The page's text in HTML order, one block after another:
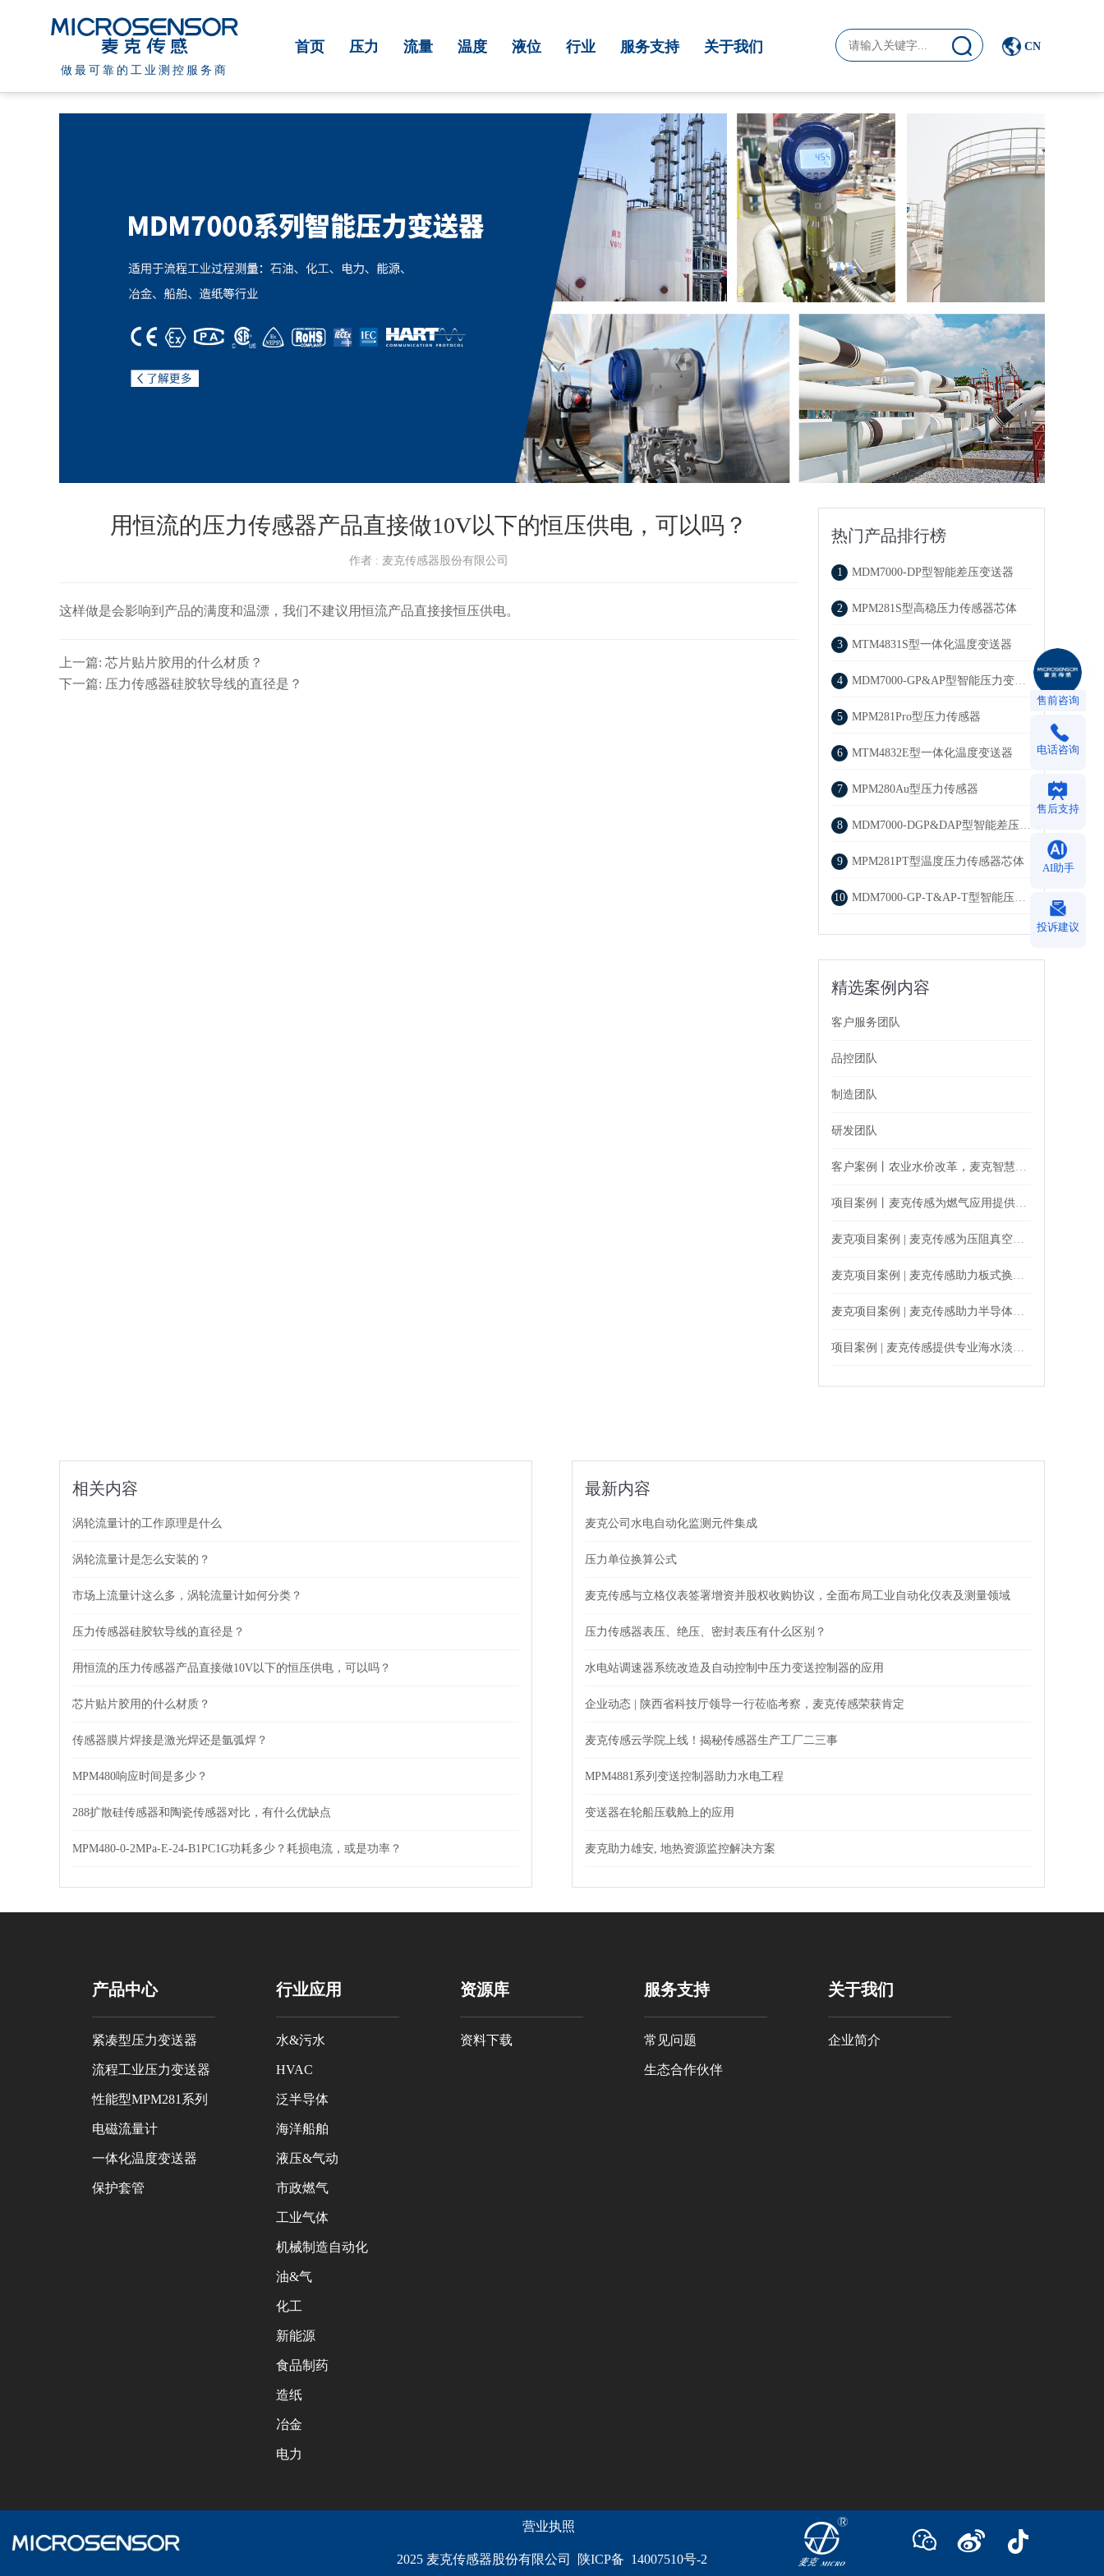
做最可靠的工业测控服务商
CN
首页 压力 流量 温度 液位 行业 服务支持 关于我们
用恒流的压力传感器产品直接做10V以下的恒压供电，可以吗？
作者 : 麦克传感器股份有限公司
这样做是会影响到产品的满度和温漂，我们不建议用恒流产品直接接恒压供电。
上一篇: 芯片贴片胶用的什么材质？
下一篇: 压力传感器硅胶软导线的直径是？
热门产品排行榜
1 MDM7000-DP型智能差压变送器
2 MPM281S型高稳压力传感器芯体
3 MTM4831S型一体化温度变送器
4 MDM7000-GP&AP型智能压力变送器
5 MPM281Pro型压力传感器
6 MTM4832E型一体化温度变送器
7 MPM280Au型压力传感器
8 MDM7000-DGP&DAP型智能差压变送器
9 MPM281PT型温度压力传感器芯体
10 MDM7000-GP-T&AP-T型智能压力变送器
精选案例内容
客户服务团队
品控团队
制造团队
研发团队
客户案例丨农业水价改革，麦克智慧农业用水应用案例来了
项目案例丨麦克传感为燃气应用提供专业监测产品
麦克项目案例 | 麦克传感为压阻真空计提供精准压力监测
麦克项目案例 | 麦克传感助力板式换热站精准运行
麦克项目案例 | 麦克传感助力半导体等离子水清洁压力监测
项目案例 | 麦克传感提供专业海水淡化设备监测解决方案
相关内容
涡轮流量计的工作原理是什么
涡轮流量计是怎么安装的？
市场上流量计这么多，涡轮流量计如何分类？
压力传感器硅胶软导线的直径是？
用恒流的压力传感器产品直接做10V以下的恒压供电，可以吗？
芯片贴片胶用的什么材质？
传感器膜片焊接是激光焊还是氩弧焊？
MPM480响应时间是多少？
288扩散硅传感器和陶瓷传感器对比，有什么优缺点
MPM480-0-2MPa-E-24-B1PC1G功耗多少？耗损电流，或是功率？
最新内容
麦克公司水电自动化监测元件集成
压力单位换算公式
麦克传感与立格仪表签署增资并股权收购协议，全面布局工业自动化仪表及测量领域
压力传感器表压、绝压、密封表压有什么区别？
水电站调速器系统改造及自动控制中压力变送控制器的应用
企业动态 | 陕西省科技厅领导一行莅临考察，麦克传感荣获肯定
麦克传感云学院上线！揭秘传感器生产工厂二三事
MPM4881系列变送控制器助力水电工程
变送器在轮船压载舱上的应用
麦克助力雄安, 地热资源监控解决方案
产品中心
紧凑型压力变送器
流程工业压力变送器
性能型MPM281系列
电磁流量计
一体化温度变送器
保护套管
行业应用
水&污水
HVAC
泛半导体
海洋船舶
液压&气动
市政燃气
工业气体
机械制造自动化
油&气
化工
新能源
食品制药
造纸
冶金
电力
资源库
资料下载
服务支持
常见问题
生态合作伙伴
关于我们
企业简介
营业执照
2025 麦克传感器股份有限公司 陕ICP备 14007510号-2
售前咨询
电话咨询
售后支持
AI助手
投诉建议
回